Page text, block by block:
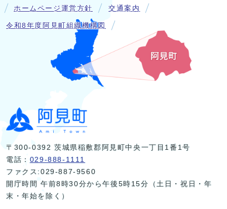
ホームページ運営方針 交通案内
令和8年度阿見町組織機構図
〒300-0392 茨城県稲敷郡阿見町中央一丁目1番1号
電話： 029-888-1111
ファクス:029-887-9560
開庁時間 午前8時30分から午後5時15分（土日・祝日・年
末・年始を除く）